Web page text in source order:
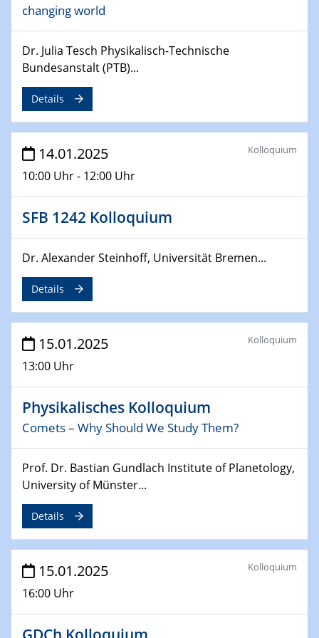
06.02.2025
10.02.2025 - 11.02.2025
Sfb-trr247-all Workshop
SFB/TRR 270 Kolloquium
Social Hour
CENIDE / ZBT / IW
11.02.2025
Natural Water to H2
12.02.2025 - 14.02.2025
Sfb-trr247-all Annual Meeting
24.02.2025
CENIDE-BGU Seminar
27.02.2025
WIN & CENIDE Seminar Series on 2D-
Sfb-trr247-all Seminar
18.03.2025 - 19.03.2025
Kooperationsseminar
21.03.2025
EIC Pathfinder
changing world
Dr. Julia Tesch Physikalisch-Technische
Bundesanstalt (PTB)...
Details
14.01.2025
10:00 Uhr - 12:00 Uhr
Kolloquium
SFB 1242 Kolloquium
Dr. Alexander Steinhoff, Universität Bremen...
Details
15.01.2025
13:00 Uhr
Kolloquium
Physikalisches Kolloquium
Comets – Why Should We Study Them?
Prof. Dr. Bastian Gundlach Institute of Planetology,
University of Münster...
Details
15.01.2025
16:00 Uhr
Kolloquium